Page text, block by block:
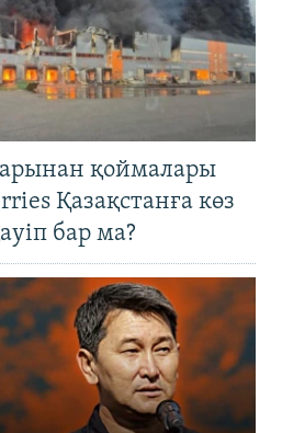
қоймалары
Қазақстанға көз
бар ма?